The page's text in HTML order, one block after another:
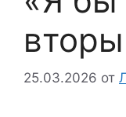
25.03.2026 от